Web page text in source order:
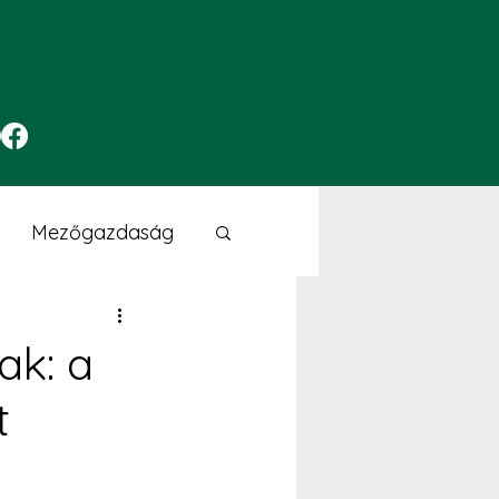
Mezőgazdaság
a